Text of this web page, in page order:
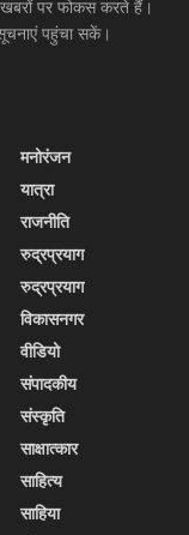
खबरों पर फोकस करते हैं।
पहुंचा सकें।
मनोरंजन
यात्रा
राजनीति
रुद्रप्रयाग
रुद्रप्रयाग
विकासनगर
वीडियो
संपादकीय
संस्कृति
साक्षात्कार
साहित्य
साहिया